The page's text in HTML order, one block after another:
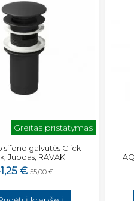
Greitas pristatymas
sifono galvutės Click-
Juodas, RAVAK
€ 55,00 €